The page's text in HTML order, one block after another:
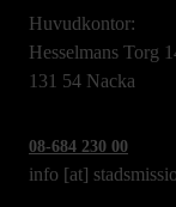
Huvudkontor:
Hesselmans Torg
131 54 Nacka
08-684 230 00
info [at]